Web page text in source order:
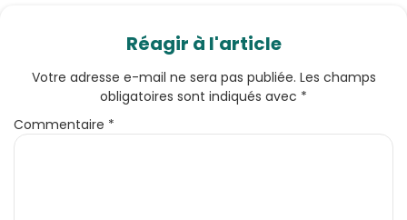
Réagir à l'article
Votre adresse e-mail ne sera pas publiée. Les champs
obligatoires sont indiqués avec *
Commentaire *